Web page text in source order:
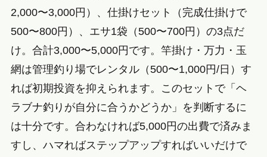
2,000〜3,000円）、仕掛けセット（完成仕掛けで
500〜800円）、エサ1袋（500〜700円）の3点だ
け。合計3,000〜5,000円です。竿掛け・万力・玉
網は管理釣り場でレンタル（500〜1,000円/日）す
れば初期投資を抑えられます。このセットで「ヘ
ラブナ釣りが自分に合うかどうか」を判断するに
は十分です。合わなければ5,000円の出費で済みま
すし、ハマればステップアップすればいいだけで